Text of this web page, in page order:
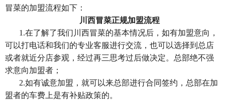
冒菜的加盟流程如下：
川西冒菜正规加盟流程
1.在了解了我们川西冒菜的基本情况后，如有加盟意向，
可以打电话和我们的专业客服进行交流，也可以选择到总店
或者就近分店参观，经过再三思考过后做决定。总部绝不强
求意向加盟者；
2.如有诚意加盟，就可以来总部进行合同签约，总部在加
盟者的车费上是有补贴政策的。